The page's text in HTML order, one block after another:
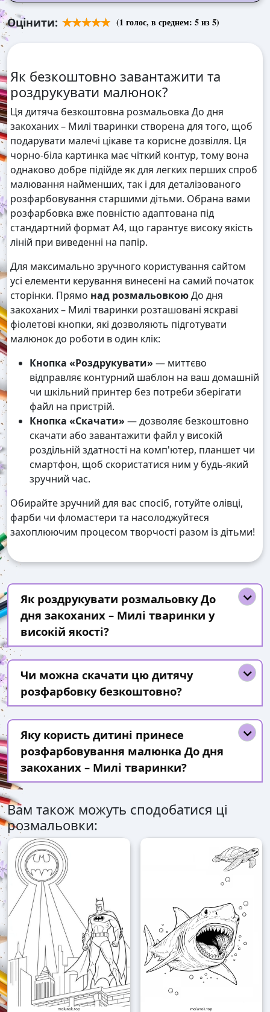
Оцінити: (1 голос, в среднем: 5из 5)
Як безкоштовно завантажити та
роздрукувати малюнок?
Ця дитяча безкоштовна розмальовка До дня
закоханих – Милі тваринки створена для того, щоб
подарувати малечі цікаве та корисне дозвілля. Ця
чорно-біла картинка має чіткий контур, тому вона
однаково добре підійде як для легких перших спроб
малювання найменших, так і для деталізованого
розфарбовування старшими дітьми. Обрана вами
розфарбовка вже повністю адаптована під
стандартний формат А4, що гарантує високу якість
ліній при виведенні на папір.
Для максимально зручного користування сайтом
усі елементи керування винесені на самий початок
сторінки. Прямо над розмальовкоюДо дня
закоханих – Милі тваринки розташовані яскраві
фіолетові кнопки, які дозволяють підготувати
малюнок до роботи в один клік:
Кнопка «Роздрукувати» — миттєво
відправляє контурний шаблон на ваш домашній
чи шкільний принтер без потреби зберігати
файл на пристрій.
Кнопка «Скачати» — дозволяє безкоштовно
скачати або завантажити файл у високій
роздільній здатності на комп'ютер, планшет чи
смартфон, щоб скористатися ним у будь-який
зручний час.
Обирайте зручний для вас спосіб, готуйте олівці,
фарби чи фломастери та насолоджуйтеся
захоплюючим процесом творчості разом із дітьми!
Як роздрукувати розмальовку До
дня закоханих – Милі тваринки у
високій якості?
Чи можна скачати цю дитячу
розфарбовку безкоштовно?
Яку користь дитині принесе
розфарбовування малюнка До дня
закоханих – Милі тваринки?
Вам також можуть сподобатися ці
розмальовки: